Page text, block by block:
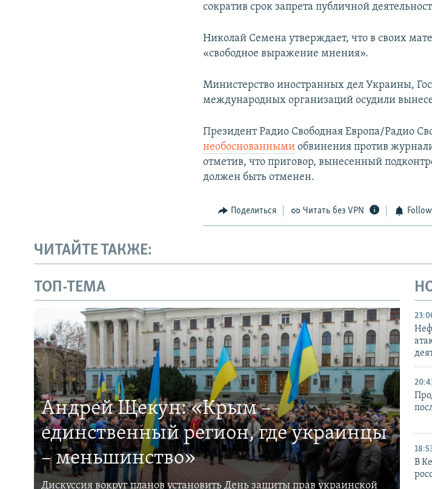
сократив срок запрета публичной
Николай Семена утверждает, что в своих
«свободное выражение мнения».
Министерство иностранных дел Украины,
международных организаций осудили
Президент Радио Свободная Европа/Радио
необоснованными обвинения против
отметив, что приговор, вынесенный
должен быть отменен.
Поделиться Читать без VPN
ЧИТАЙТЕ ТАКЖЕ:
ТОП-ТЕМА
Андрей Щекун: «Крым –
единственный регион, где украинцы
– меньшинство»
Дискуссия вокруг планов установить День защиты прав украинской
В